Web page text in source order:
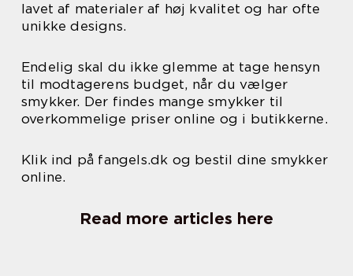
lavet af materialer af høj kvalitet og har ofte
unikke designs.
Endelig skal du ikke glemme at tage hensyn
til modtagerens budget, når du vælger
smykker. Der findes mange smykker til
overkommelige priser online og i butikkerne.
Klik ind på fangels.dk og bestil dine smykker
online.
Read more articles here